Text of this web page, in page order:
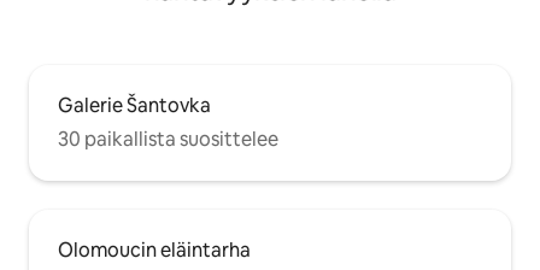
Galerie Šantovka
30 paikallista suosittelee
Olomoucin eläintarha